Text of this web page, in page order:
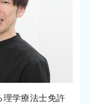
理学療法士免許